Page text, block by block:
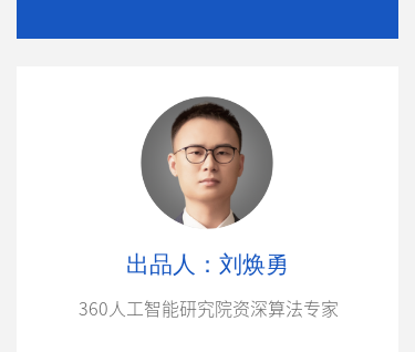
出品人：刘焕勇
360人工智能研究院资深算法专家